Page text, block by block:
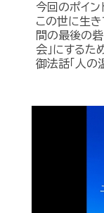
今回のポイン
この世に生き
間の最後の
会」にする
御法話「人の